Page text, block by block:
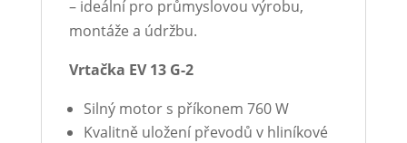
– ideální pro průmyslovou výrobu,
montáže a údržbu.
Vrtačka EV 13 G-2
Silný motor s příkonem 760 W
Kvalitně uložení převodů v hliníkové